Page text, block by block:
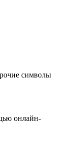
символы
онлайн-